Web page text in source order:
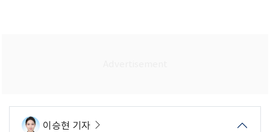
이승현 기자